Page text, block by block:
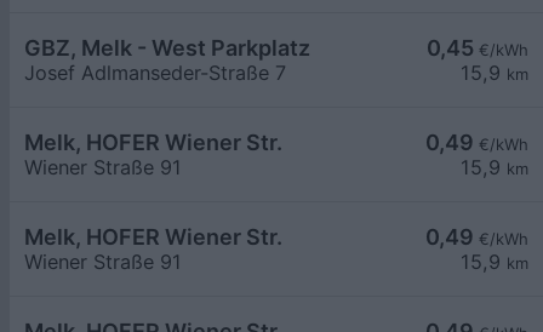
0,45 €/kWh
15,9 km
GBZ, Melk - West Parkplatz
Josef Adlmanseder-Straße 7
0,49 €/kWh
15,9 km
Melk, HOFER Wiener Str.
Wiener Straße 91
0,49 €/kWh
15,9 km
Melk, HOFER Wiener Str.
Wiener Straße 91